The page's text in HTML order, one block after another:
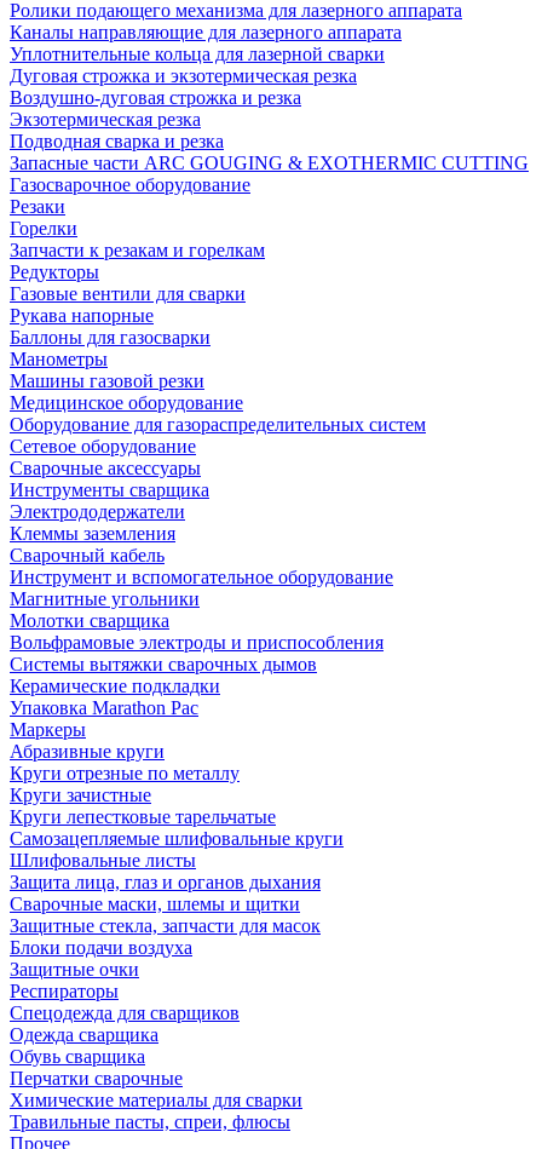
Ролики подающего механизма для лазерного аппарата
Каналы направляющие для лазерного аппарата
Уплотнительные кольца для лазерной сварки
Дуговая строжка и экзотермическая резка
Воздушно-дуговая строжка и резка
Экзотермическая резка
Подводная сварка и резка
Запасные части ARC GOUGING & EXOTHERMIC CUTTING
Газосварочное оборудование
Резаки
Горелки
Запчасти к резакам и горелкам
Редукторы
Газовые вентили для сварки
Рукава напорные
Баллоны для газосварки
Манометры
Машины газовой резки
Медицинское оборудование
Оборудование для газораспределительных систем
Сетевое оборудование
Сварочные аксессуары
Инструменты сварщика
Электрододержатели
Клеммы заземления
Сварочный кабель
Инструмент и вспомогательное оборудование
Магнитные угольники
Молотки сварщика
Вольфрамовые электроды и приспособления
Системы вытяжки сварочных дымов
Керамические подкладки
Упаковка Marathon Pac
Маркеры
Абразивные круги
Круги отрезные по металлу
Круги зачистные
Круги лепестковые тарельчатые
Самозацепляемые шлифовальные круги
Шлифовальные листы
Защита лица, глаз и органов дыхания
Сварочные маски, шлемы и щитки
Защитные стекла, запчасти для масок
Блоки подачи воздуха
Защитные очки
Респираторы
Спецодежда для сварщиков
Одежда сварщика
Обувь сварщика
Перчатки сварочные
Химические материалы для сварки
Травильные пасты, спреи, флюсы
Прочее